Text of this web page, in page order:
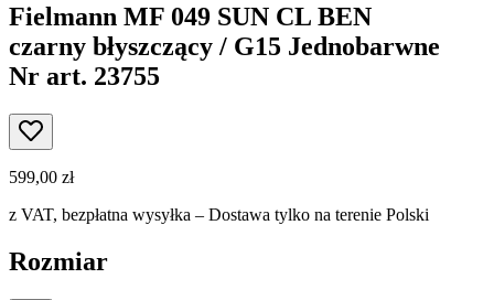
Fielmann MF 049 SUN CL BEN
czarny błyszczący / G15 Jednobarwne
Nr art. 23755
599,00 zł
z VAT, bezpłatna wysyłka – Dostawa tylko na terenie Polski
Rozmiar